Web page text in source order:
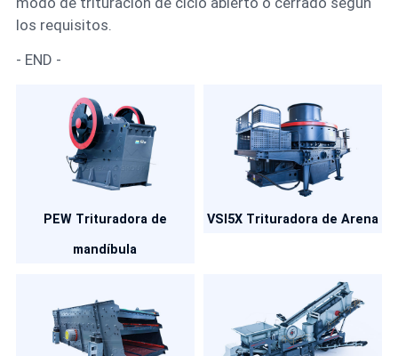
los requisitos.
- END -
PEW Trituradora de
mandíbula
VSI5X Trituradora de Arena